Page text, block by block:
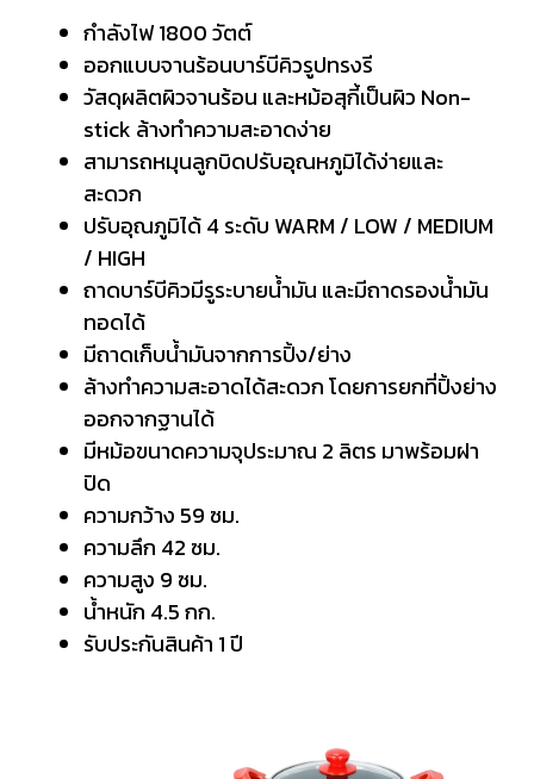
กำลังไฟ 1800 วัตต์
ออกแบบจานร้อนบาร์บีคิวรูปทรงรี
วัสดุผลิตผิวจานร้อน และหม้อสุกี้เป็นผิว Non-
stick ล้างทำความสะอาดง่าย
สามารถหมุนลูกบิดปรับอุณหภูมิได้ง่ายและ
สะดวก
ปรับอุณภูมิได้ 4 ระดับ WARM / LOW / MEDIUM
/ HIGH
ถาดบาร์บีคิวมีรูระบายน้ำมัน และมีถาดรองน้ำมัน
ทอดได้
มีถาดเก็บน้ำมันจากการปิ้ง/ย่าง
ล้างทำความสะอาดได้สะดวก โดยการยกที่ปิ้งย่าง
ออกจากฐานได้
มีหม้อขนาดความจุประมาณ 2 ลิตร มาพร้อมฝา
ปิด
ความกว้าง 59 ซม.
ความลึก 42 ซม.
ความสูง 9 ซม.
น้ำหนัก 4.5 กก.
รับประกันสินค้า 1 ปี